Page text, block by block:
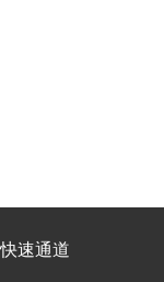
快速通道